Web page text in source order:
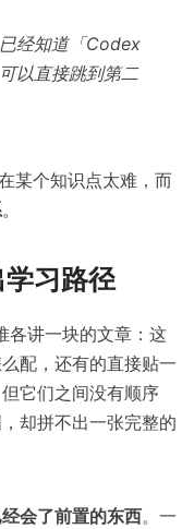
经知道「Codex
以直接跳到第二
某个知识点太难，而
。
学习路径
各讲一块的文章：这
配，还有的直接贴一
它们之间没有顺序
却拼不出一张完整的
会了前置的东西。一